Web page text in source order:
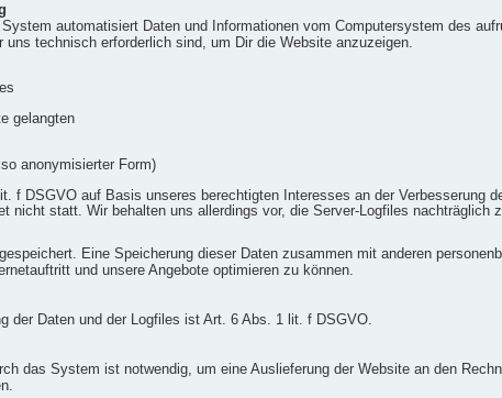
automatisiert Daten und Informationen vom Computersystem des
uns technisch erforderlich sind, um Dir die Website anzuzeigen.
gelangten
anonymisierter Form)
f DSGVO auf Basis unseres berechtigten Interesses an der Verbesserung
nicht statt. Wir behalten uns allerdings vor, die Server-Logfiles
Eine Speicherung dieser Daten zusammen mit anderen
und unsere Angebote optimieren zu können.
der Daten und der Logfiles ist Art. 6 Abs. 1 lit. f DSGVO.
das System ist notwendig, um eine Auslieferung der Website an den